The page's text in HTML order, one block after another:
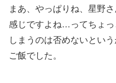
まあ、やっぱりね、星野
感じですよね…ってちょ
しまうのは否めないとい
ご飯でした。